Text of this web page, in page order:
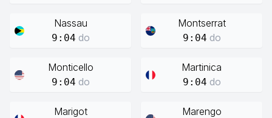
Nassau
9:04 do
Montserrat
9:04 do
Monticello
9:04 do
Martinica
9:04 do
Marigot Marengo